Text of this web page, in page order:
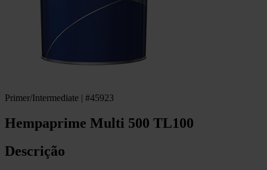
Primer/Intermediate | #45923
Hempaprime Multi 500 TL100
Descrição